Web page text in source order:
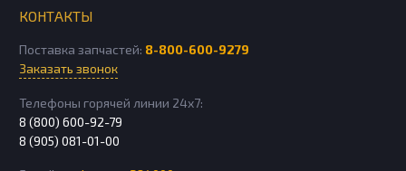
КОНТАКТЫ
Поставка запчастей: 8-800-600-9279
Заказать звонок
Телефоны горячей линии 24х7:
8 (800) 600-92-79
8 (905) 081-01-00